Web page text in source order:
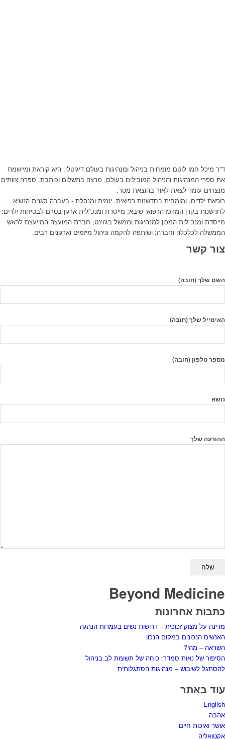
ד”ר מיכל חמו לוטם מומחית בניהול ומנהיגות בעולם דיגיטלי. היא קוראת ומיישמת
את ספרי המנהיגות והניהול המובילים בעולם, מרצה בתשלום וכותבת. ספרה צוותים
מנצחים עומד לצאת לאור בהוצאת מטר.
רופאת ילדים, ומומחית בחדשנות רפואית. יזמית ומנהלת - בעברה סגנית הנשיא
לחדשנות בקרן המרכז הרפואי שיבא; מייסדת ומנכ"לית ארגון בטרם לבטיחות ילדים;
מייסדת ומנכ"לית המכון למנהיגות וממשל בג'וינט; חברת המועצה המייעצת לראש
הממשלה לכלכלה וחברה; ושותפה להקמה וניהול מיזמים וארגונים רבים.
צור קשר
השם שלך (חובה)
האימייל שלך (חובה)
מספר טלפון (חובה)
נושא
ההודעה שלך
Beyond Medicine
כתבות אחרונות
מדינה על מצוק זכוכית – דרושות נשים בעמדות הנהגה
האנשים הנכונים במקום הנכון
השראה – מהי?
הסיפור של נאות סמדר: כוחה של תשומת לב בניהול
להסתגל לשיבוש – מנהיגות הסתגלותית
עוד באתר
English
אהבה
אושר ואיכות חיים
אקטואליה